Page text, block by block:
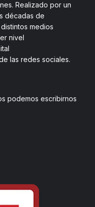
Realizado por un
décadas de
medios
nivel
las redes sociales.
podemos escribirnos